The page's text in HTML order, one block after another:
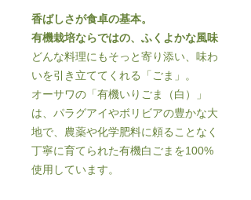
香ばしさが食卓の基本。
有機栽培ならではの、ふくよかな風味
どんな料理にもそっと寄り添い、味わ
いを引き立ててくれる「ごま」。
オーサワの「有機いりごま（白）」
は、パラグアイやボリビアの豊かな大
地で、農薬や化学肥料に頼ることなく
丁寧に育てられた有機白ごまを100%
使用しています。